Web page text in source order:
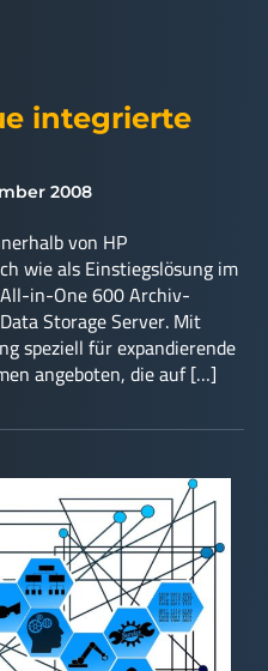
integrierte
2008
von HP
wie als Einstiegslösung im
in-One 600 Archiv-
Storage Server. Mit
speziell für expandierende
angeboten, die auf […]